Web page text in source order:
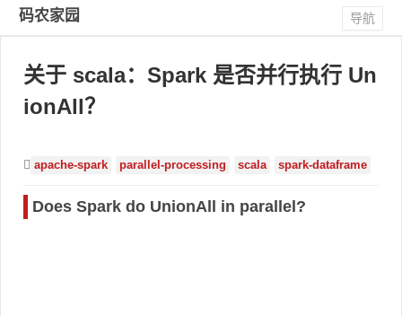
码农家园 导航
关于 scala：Spark 是否并行执行 Un
ionAll？
apache-spark parallel-processing scala spark-dataframe
Does Spark do UnionAll in parallel?